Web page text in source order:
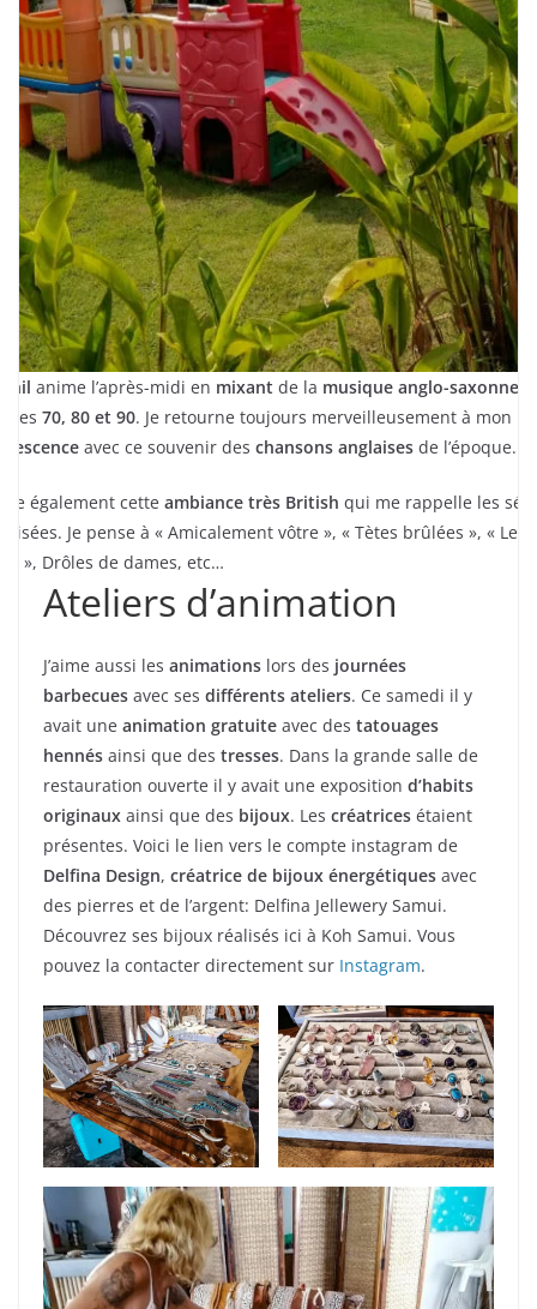
anime l’après-midi en mixantde la musique anglo-saxonne
70, 80 et 90. Je retourne toujours merveilleusement à mon
avec ce souvenir deschansons anglaisesde l’époque.
également cetteambiance très British qui me rappelle les
Je pense à « Amicalement vôtre », « Tètes brûlées », « Le
», Drôles de dames, etc…
Ateliers d’animation
J’aime aussi les animations lors des journées
barbecues avec ses différents ateliers. Ce samedi il y
avait une animation gratuite avec des tatouages
hennés ainsi que des tresses. Dans la grande salle de
restauration ouverte il y avait une exposition d’habits
originaux ainsi que des bijoux. Les créatrices étaient
présentes. Voici le lien vers le compte instagram de
Delfina Design, créatrice de bijoux énergétiques avec
des pierres et de l’argent: Delfina Jellewery Samui.
Découvrez ses bijoux réalisés ici à Koh Samui. Vous
pouvez la contacter directement sur Instagram.